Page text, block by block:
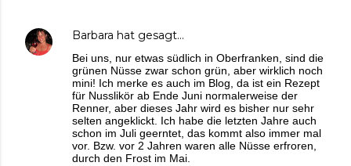
Barbara hat gesagt…
Bei uns, nur etwas südlich in Oberfranken, sind die
grünen Nüsse zwar schon grün, aber wirklich noch
mini! Ich merke es auch im Blog, da ist ein Rezept
für Nusslikör ab Ende Juni normalerweise der
Renner, aber dieses Jahr wird es bisher nur sehr
selten angeklickt. Ich habe die letzten Jahre auch
schon im Juli geerntet, das kommt also immer mal
vor. Bzw. vor 2 Jahren waren alle Nüsse erfroren,
durch den Frost im Mai.